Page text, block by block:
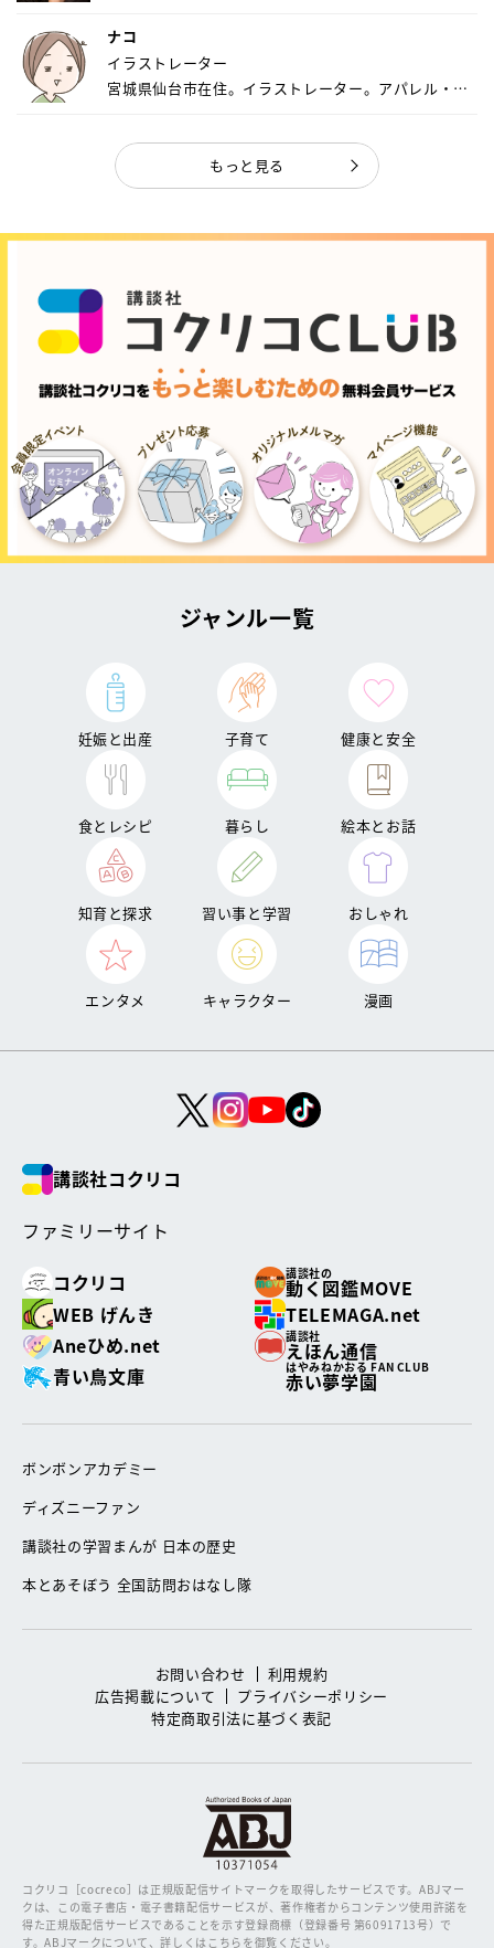
ナコ
イラストレーター
宮城県仙台市在住。イラストレーター。アパレル・キ
もっと見る
ジャンル一覧
妊娠と出産 子育て 健康と安全
食とレシピ 暮らし 絵本とお話
知育と探求 習い事と学習 おしゃれ
エンタメ キャラクター 漫画
講談社コクリコ
ファミリーサイト
コクリコ
講談社の
動く図鑑MOVE
WEB げんき
TELEMAGA.net
Aneひめ.net
講談社
えほん通信
青い鳥文庫
はやみねかおる FAN CLUB
赤い夢学園
ボンボンアカデミー
ディズニーファン
講談社の学習まんが 日本の歴史
本とあそぼう 全国訪問おはなし隊
お問い合わせ
利用規約
広告掲載について
プライバシーポリシー
特定商取引法に基づく表記
コクリコ［cocreco］は正規版配信サイトマークを取得したサービスです。ABJマー
クは、この電子書店・電子書籍配信サービスが、著作権者からコンテンツ使用許諾を
得た正規版配信サービスであることを示す登録商標（登録番号 第6091713号）で
す。ABJマークについて、詳しくはこちらを御覧ください。